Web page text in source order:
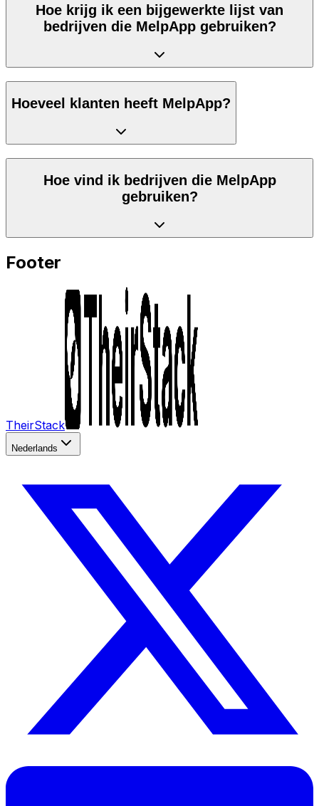
Hoe krijg ik een bijgewerkte lijst van
bedrijven die MelpApp gebruiken?
Hoeveel klanten heeft MelpApp?
Hoe vind ik bedrijven die MelpApp
gebruiken?
Footer
TheirStack
Nederlands